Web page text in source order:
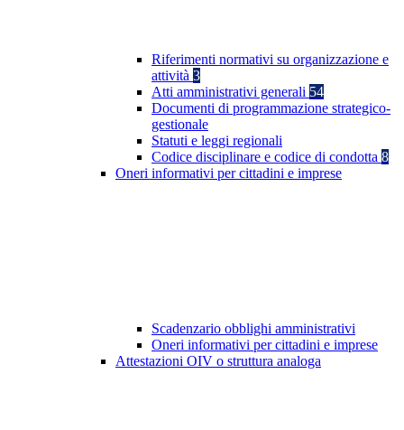
Riferimenti normativi su organizzazione e
attività 3
Atti amministrativi generali 54
Documenti di programmazione strategico-
gestionale
Statuti e leggi regionali
Codice disciplinare e codice di condotta 8
Oneri informativi per cittadini e imprese
Scadenzario obblighi amministrativi
Oneri informativi per cittadini e imprese
Attestazioni OIV o struttura analoga